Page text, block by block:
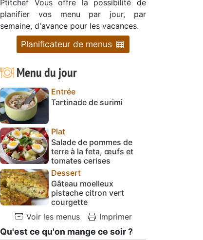
Ptitchef Vous offre la possibilité de
planifier vos menu par jour, par
semaine, d'avance pour les vacances.
Planificateur de menus
Menu du jour
Entrée
Tartinade de surimi
Plat
Salade de pommes de
terre à la feta, œufs et
tomates cerises
Dessert
Gâteau moelleux
pistache citron vert
courgette
Voir les menus
Imprimer
Qu'est ce qu'on mange ce soir ?